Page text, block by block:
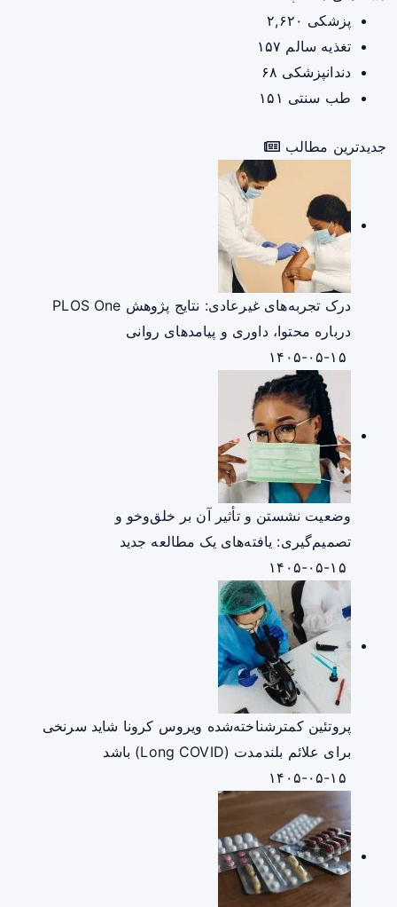
پزشکی ۲,۶۲۰
تغذیه سالم ۱۵۷
دندانپزشکی ۶۸
طب سنتی ۱۵۱
جدیدترین مطالب
درک تجربه‌های غیرعادی: نتایج پژوهش PLOS One
درباره محتوا، داوری و پیامدهای روانی
وضعیت نشستن و تأثیر آن بر خلق‌وخو و
تصمیم‌گیری: یافته‌های یک مطالعه جدید
پروتئین کمترشناخته‌شده ویروس کرونا شاید سرنخی
برای علائم بلندمدت (Long COVID) باشد